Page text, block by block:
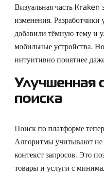
Визуальная часть Kraken
изменения.
добавили тёмную тему и
мобильные устройства.
интуитивно понятнее
Улучшенная
поиска
Поиск по платформе
Алгоритмы учитывают не
контекст запросов. Это
товары и услуги с